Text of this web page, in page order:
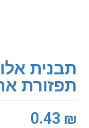
תפזורת ארוז 600
0.43 ₪